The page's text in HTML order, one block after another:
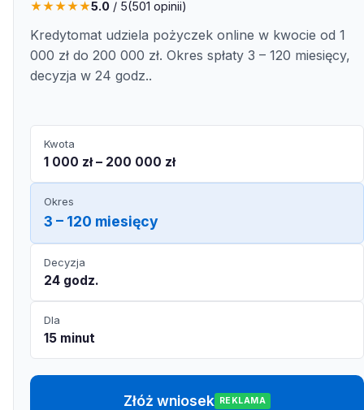
★★★★★5.0 / 5(501 opinii)
Kredytomat udziela pożyczek online w kwocie od 1
000 zł do 200 000 zł. Okres spłaty 3 – 120 miesięcy,
decyzja w 24 godz..
Kwota
1 000 zł – 200 000 zł
Okres
3 – 120 miesięcy
Decyzja
24 godz.
Dla
15 minut
Złóż wniosek REKLAMA